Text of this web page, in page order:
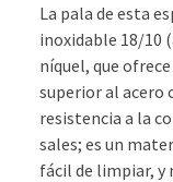
La pala de esta
inoxidable 18/10
níquel, que
superior al acero
resistencia a la
sales; es un
fácil de limpiar, y